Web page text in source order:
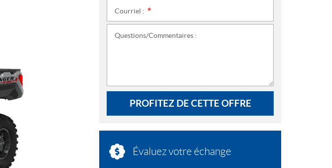
Courriel :
Questions/Commentaires :
PROFITEZ DE CETTE OFFRE
Évaluez votre échange